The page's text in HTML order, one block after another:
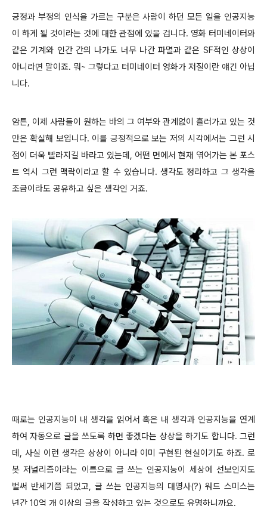
긍정과 부정의 인식을 가르는 구분은 사람이 하던 모든 일을 인공지능
이 하게 될 것이라는 것에 대한 관점에 있을 겁니다. 영화 터미네이터와
같은 기계와 인간 간의 나가도 너무 나간 파멸과 같은 SF적인 상상이
아니라면 말이죠. 뭐~ 그렇다고 터미네이터 영화가 저질이란 얘긴 아닙
니다.
암튼, 이제 사람들이 원하는 바의 그 여부와 관계없이 흘러가고 있는 것
만은 확실해 보입니다. 이를 긍정적으로 보는 저의 시각에서는 그런 시
점이 더욱 빨라지길 바라고 있는데, 어떤 면에서 현재 엮어가는 본 포스
트 역시 그런 맥락이라고 할 수 있습니다. 생각도 정리하고 그 생각을
조금이라도 공유하고 싶은 생각인 거죠.
때로는 인공지능이 내 생각을 읽어서 혹은 내 생각과 인공지능을 연계
하여 자동으로 글을 쓰도록 하면 좋겠다는 상상을 하기도 합니다. 그런
데, 사실 이런 생각은 상상이 아니라 이미 구현된 현실이기도 하죠. 로
봇 저널리즘이라는 이름으로 글 쓰는 인공지능이 세상에 선보인지도
벌써 반세기쯤 되었고, 글 쓰는 인공지능의 대명사(?) 워드 스미스는
년간 10억 개 이상의 글을 작성하고 있는 것으로도 유명하니까요.